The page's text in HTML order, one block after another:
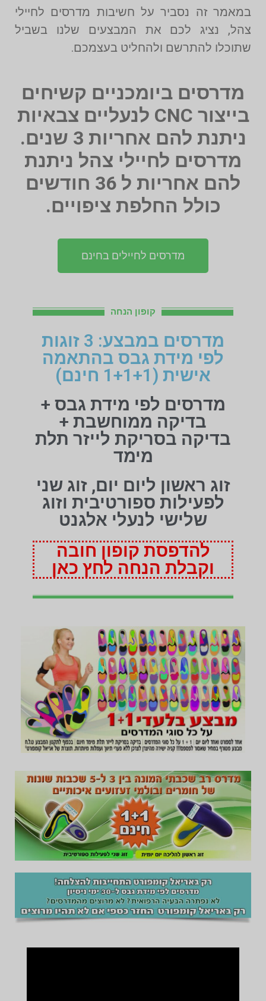
במאמר זה נסביר על חשיבות מדרסים לחיילי
צהל, נציג לכם את המבצעים שלנו בשביל
שתוכלו להתרשם ולהחליט בעצמכם.
מדרסים ביומכניים קשיחים
בייצור CNC‏ לנעליים צבאיות
ניתנת להם אחריות 3 שנים.
מדרסים לחיילי צהל ניתנת
להם אחריות ל 36 חודשים
כולל החלפת ציפויים.
מדרסים לחיילים בחינם
קופון הנחה
מדרסים במבצע: 3 זוגות
לפי מידת גבס בהתאמה
אישית (1+1+1 חינם)
מדרסים לפי מידת גבס +
בדיקה ממוחשבת +
בדיקה בסריקת לייזר תלת
מימד
זוג ראשון ליום יום, זוג שני
לפעילות ספורטיבית וזוג
שלישי לנעלי אלגנט
להדפסת קופון חובה
וקבלת הנחה לחץ כאן